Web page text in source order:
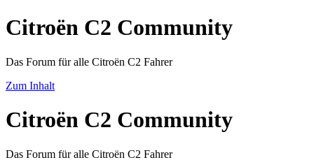
Citroën C2 Community
Das Forum für alle Citroën C2 Fahrer
Zum Inhalt
Citroën C2 Community
Das Forum für alle Citroën C2 Fahrer